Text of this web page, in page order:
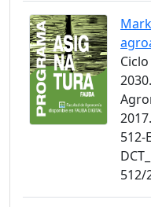
512-
512/